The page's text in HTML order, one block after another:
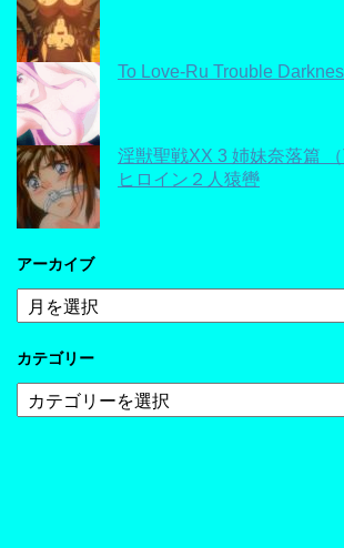
To Love-Ru Trouble
淫獣聖戦XX 3 姉妹奈落篇
ヒロイン２人猿轡
アーカイブ
ア
ー
イ
カテゴリー
テ